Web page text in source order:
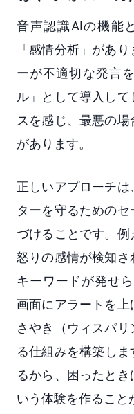
音声認識AIの機能
「感情分析」があ
ーが不適切な発言
ル」として導入し
スを感じ、最悪の
があります。
正しいアプローチ
ターを守るための
づけることです。
怒りの感情が検知
キーワードが発せ
画面にアラートを上
さやき（ウィスパ
る仕組みを構築し
るから、困ったと
いう体験を作ること